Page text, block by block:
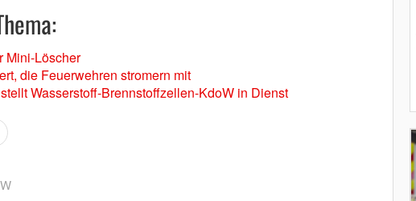
Mini-Löscher
die Feuerwehren stromern mit
Wasserstoff-Brennstoffzellen-KdoW in Dienst